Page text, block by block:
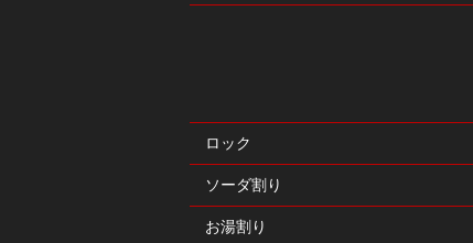
ロック
ソーダ割り
お湯割り